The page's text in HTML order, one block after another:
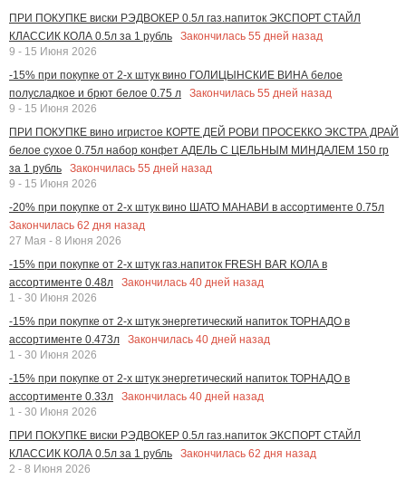
ПРИ ПОКУПКЕ виски РЭДВОКЕР 0.5л газ.напиток ЭКСПОРТ СТАЙЛ
КЛАССИК КОЛА 0.5л за 1 рубль
Закончилась 55 дней назад
9 - 15 Июня 2026
-15% при покупке от 2-х штук вино ГОЛИЦЫНСКИЕ ВИНА белое
полусладкое и брют белое 0.75 л
Закончилась 55 дней назад
9 - 15 Июня 2026
ПРИ ПОКУПКЕ вино игристое КОРТЕ ДЕЙ РОВИ ПРОСЕККО ЭКСТРА ДРАЙ
белое сухое 0.75л набор конфет АДЕЛЬ С ЦЕЛЬНЫМ МИНДАЛЕМ 150 гр
за 1 рубль
Закончилась 55 дней назад
9 - 15 Июня 2026
-20% при покупке от 2-х штук вино ШАТО МАНАВИ в ассортименте 0.75л
Закончилась 62 дня назад
27 Мая - 8 Июня 2026
-15% при покупке от 2-х штук газ.напиток FRESH BAR КОЛА в
ассортименте 0.48л
Закончилась 40 дней назад
1 - 30 Июня 2026
-15% при покупке от 2-х штук энергетический напиток ТОРНАДО в
ассортименте 0.473л
Закончилась 40 дней назад
1 - 30 Июня 2026
-15% при покупке от 2-х штук энергетический напиток ТОРНАДО в
ассортименте 0.33л
Закончилась 40 дней назад
1 - 30 Июня 2026
ПРИ ПОКУПКЕ виски РЭДВОКЕР 0.5л газ.напиток ЭКСПОРТ СТАЙЛ
КЛАССИК КОЛА 0.5л за 1 рубль
Закончилась 62 дня назад
2 - 8 Июня 2026